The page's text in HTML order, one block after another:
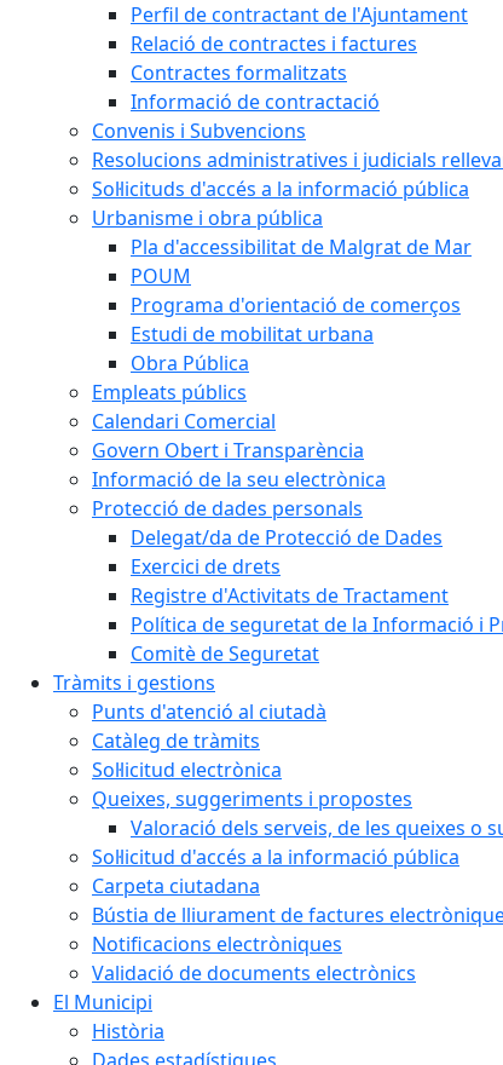
Perfil de contractant de l'Ajuntament
Relació de contractes i factures
Contractes formalitzats
Informació de contractació
Convenis i Subvencions
Resolucions administratives i judicials
Sol·licituds d'accés a la informació pública
Urbanisme i obra pública
Pla d'accessibilitat de Malgrat de Mar
POUM
Programa d'orientació de comerços
Estudi de mobilitat urbana
Obra Pública
Empleats públics
Calendari Comercial
Govern Obert i Transparència
Informació de la seu electrònica
Protecció de dades personals
Delegat/da de Protecció de Dades
Exercici de drets
Registre d'Activitats de Tractament
Política de seguretat de la Informació i
Comitè de Seguretat
Tràmits i gestions
Punts d'atenció al ciutadà
Catàleg de tràmits
Sol·licitud electrònica
Queixes, suggeriments i propostes
Valoració dels serveis, de les queixes o
Sol·licitud d'accés a la informació pública
Carpeta ciutadana
Bústia de lliurament de factures
Notificacions electròniques
Validació de documents electrònics
El Municipi
Història